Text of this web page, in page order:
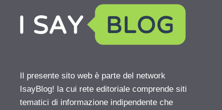
Il presente sito web è parte del network
IsayBlog! la cui rete editoriale comprende siti
tematici di informazione indipendente che